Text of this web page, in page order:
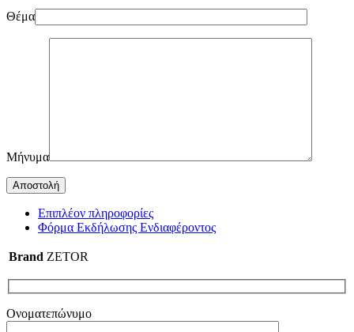
Θέμα
Μήνυμα
Επιπλέον πληροφορίες
Φόρμα Εκδήλωσης Ενδιαφέροντος
Brand ZETOR
Ονοματεπώνυμο